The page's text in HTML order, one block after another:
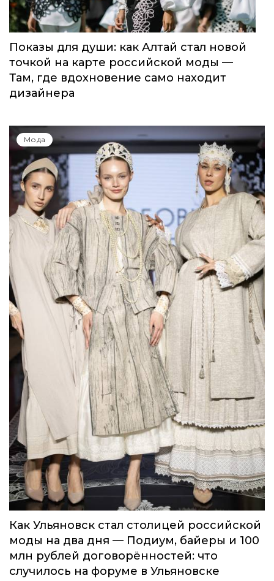
Показы для души: как Алтай стал новой
точкой на карте российской моды —
Там, где вдохновение само находит
дизайнера
Мода
Как Ульяновск стал столицей российской
моды на два дня — Подиум, байеры и 100
млн рублей договорённостей: что
случилось на форуме в Ульяновске